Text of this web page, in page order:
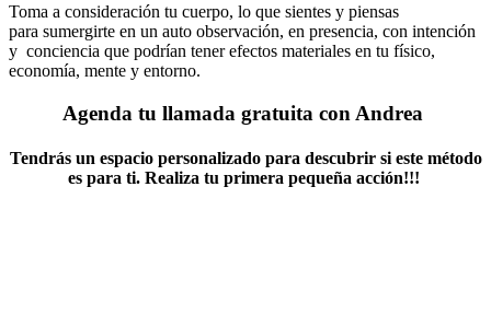
Toma a consideración tu cuerpo, lo que sientes y piensas
para sumergirte en un auto observación, en presencia, con intención
y conciencia que podrían tener efectos materiales en tu físico,
economía, mente y entorno.
Agenda tu llamada gratuita con Andrea
Tendrás un espacio personalizado para descubrir si este método
es para ti. Realiza tu primera pequeña acción!!!